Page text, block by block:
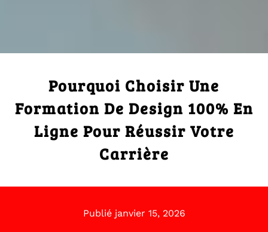
Publié janvier 15, 2026
Pourquoi Choisir Une
Formation De Design 100% En
Ligne Pour Réussir Votre
Carrière